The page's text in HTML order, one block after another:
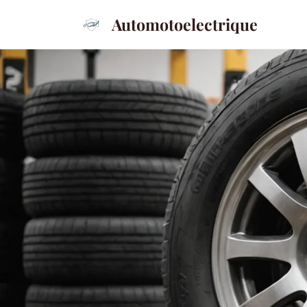
Automotoelectrique